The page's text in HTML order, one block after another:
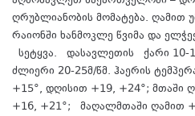
ღრუბლიანობის მომატება. ღამით
რაიონში ხანმოკლე წვიმა და
სეტყვა. დასავლეთის ქარი 10-
ძლიერი 20-25მ/წმ. ჰაერის
+15°, დღისით +19, +24°; მთაში
+16, +21°; მაღალმთაში ღამით